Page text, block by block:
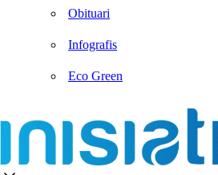
Obituari
Infografis
Eco Green